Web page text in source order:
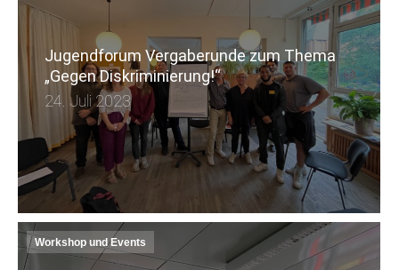
Jugendforum Vergaberunde zum Thema
„Gegen Diskriminierung!“
24. Juli 2023
Workshop und Events